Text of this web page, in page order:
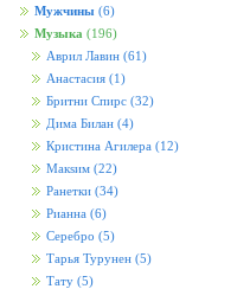
Мужчины (6)
Музыка (196)
Аврил Лавин (61)
Анастасия (1)
Бритни Спирс (32)
Дима Билан (4)
Кристина Агилера (12)
Макsим (22)
Ранетки (34)
Рианна (6)
Серебро (5)
Тарья Турунен (5)
Тату (5)